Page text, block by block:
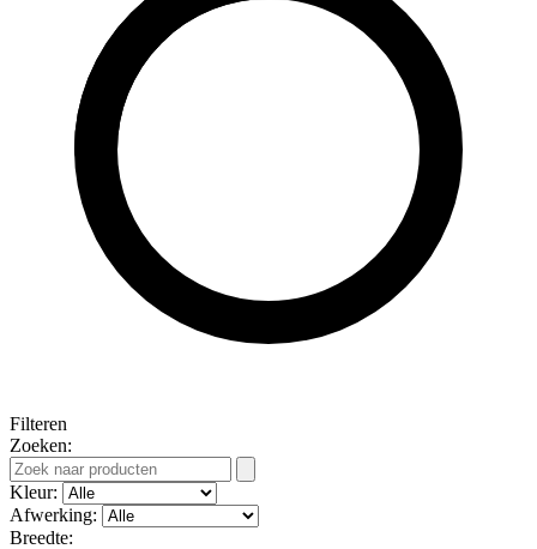
Filteren
Zoeken:
Kleur:
Afwerking:
Breedte: